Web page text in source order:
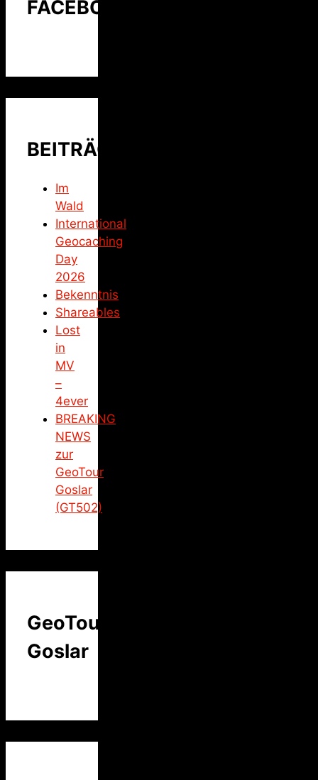
FACEBOOK
BEITRÄGE
Im
Wald
International
Geocaching
Day
2026
Bekenntnis
Shareables
Lost
in
MV
–
4ever
BREAKING
NEWS
zur
GeoTour
Goslar
(GT502)
GeoTour
Goslar